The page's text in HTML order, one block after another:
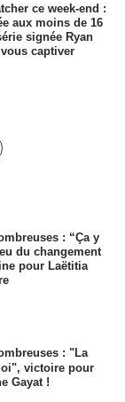
ce week-end :
aux moins de 16
signée Ryan
captiver
: “Ça y
du changement
pour Laëtitia
: "La
victoire pour
Gayat !